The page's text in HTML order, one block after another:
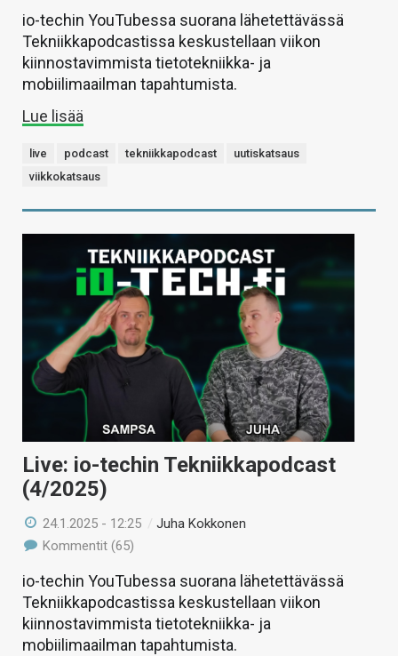
io-techin YouTubessa suorana lähetettävässä
Tekniikkapodcastissa keskustellaan viikon
kiinnostavimmista tietotekniikka- ja
mobiilimaailman tapahtumista.
Lue lisää
live podcast tekniikkapodcast
uutiskatsaus
viikkokatsaus
Live: io-techin Tekniikkapodcast
(4/2025)
24.1.2025 - 12:25 /Juha Kokkonen
Kommentit (65)
io-techin YouTubessa suorana lähetettävässä
Tekniikkapodcastissa keskustellaan viikon
kiinnostavimmista tietotekniikka- ja
mobiilimaailman tapahtumista.